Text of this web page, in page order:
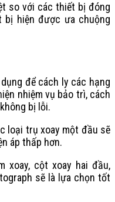
so với các thiết bị đóng
hiện được ưa chuộng
để cách ly các hạng
nhiệm vụ bảo trì, cách
bị lỗi.
loại trụ xoay một đầu sẽ
áp thấp hơn.
xoay, cột xoay hai đầu,
sẽ là lựa chọn tốt